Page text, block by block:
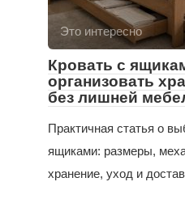
Это интересно
Кровать с
организовать
без лишней
Практичная статья о
ящиками: размеры,
хранение, уход и